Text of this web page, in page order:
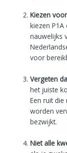
Kiezen
kiezen
nauwelijks
voor
Vergeten
het juiste
Een ruit
worden
bezwijkt.
Niet alle